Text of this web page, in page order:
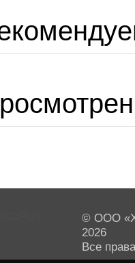
© ООО
2026
Все